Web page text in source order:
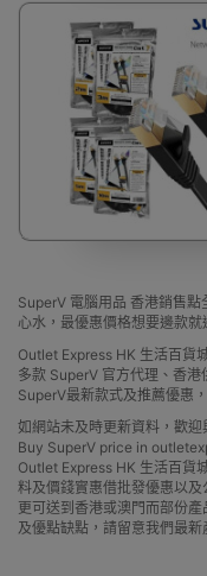
SuperV 電腦用品 香港銷售
心水，最優惠價格想要邊款
Outlet Express HK 生活百貨
多款 SuperV 官方代理、香
SuperV最新款式及推薦優惠
如網站未及時更新資料，歡迎
Buy SuperV price in
Outlet Express HK 生活百貨
料及價錢實惠借批發優惠以及
更可送到香港或澳門而部份
及優點缺點，請留意我們最